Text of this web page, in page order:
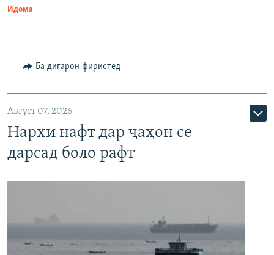
Идома
Ба дигарон фиристед
Август 07, 2026
Нархи нафт дар ҷаҳон се
дарсад боло рафт